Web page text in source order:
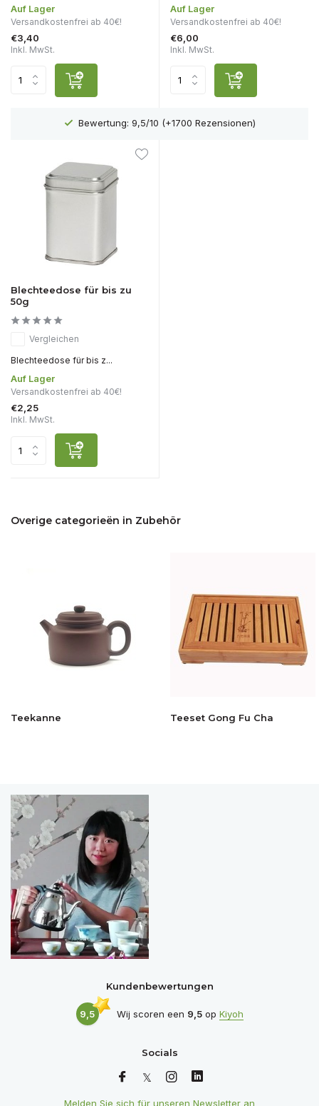
Auf Lager
Versandkostenfrei ab 40€!
€3,40
Inkl. MwSt.
Auf Lager
Versandkostenfrei ab 40€!
€6,00
Inkl. MwSt.
Bewertung: 9,5/10 (+1700 Rezensionen)
Blechteedose für bis zu
50g
Vergleichen
Blechteedose für bis z...
Auf Lager
Versandkostenfrei ab 40€!
€2,25
Inkl. MwSt.
Overige categorieën in Zubehör
Teekanne Teeset Gong Fu Cha
Kundenbewertungen
9,5 Wij scoren een 9,5op Kiyoh
Socials
Melden Sie sich für unseren Newsletter an